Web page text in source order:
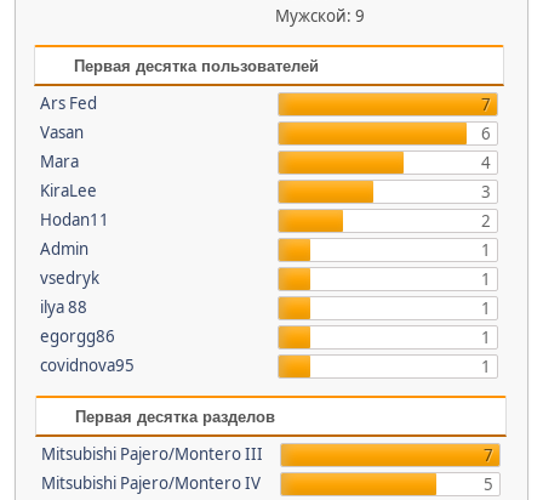
Мужской: 9
Первая десятка пользователей
Ars Fed
7
Vasan
6
Mara
4
KiraLee
3
Hodan11
2
Admin
1
vsedryk
1
ilya 88
1
egorgg86
1
covidnova95
1
Первая десятка разделов
Mitsubishi Pajero/Montero III
7
Mitsubishi Pajero/Montero IV
5